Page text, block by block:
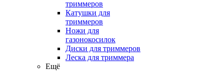
триммеров
Катушки для
триммеров
Ножи для
газонокосилок
Диски для триммеров
Леска для триммера
Ещё